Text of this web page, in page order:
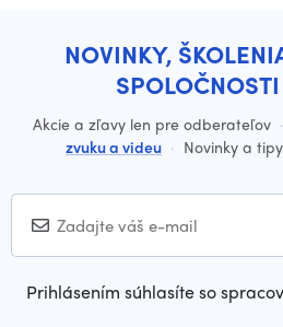
NOVINKY,
Akcie a zľavy len pre odberateľov ·
zvuku a videu · Novinky a
Prihlásením súhlasíte so